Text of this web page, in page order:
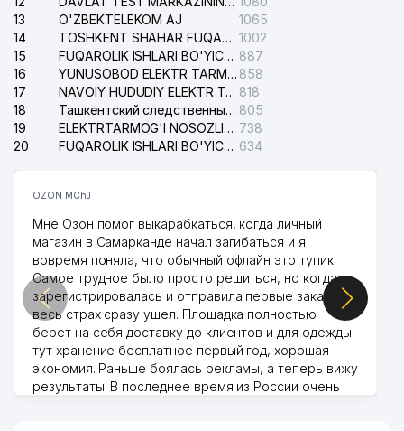
13
O'ZBEKTELEKOM AJ
1065
14
TOSHKENT SHAHAR FUQAROLIK ISHLARI BO'YICHA SUDI 1002
15
FUQAROLIK ISHLARI BO'YICHA YAKKASAROY TUMANLARARO SUDI 887
16
YUNUSOBOD ELEKTR TARMOG'I NOSOZLIKLARI XIZMATI 858
17
NAVOIY HUDUDIY ELEKTR TARMOQLARI KORXONASI AJ 818
18
Ташкентский следственный изолятор 805
19
ELEKTRTARMOG'I NOSOZLIKLARINI TO'ZATISH SERGELI XIZMATI 738
20
FUQAROLIK ISHLARI BO'YICHA UCH-TEPA TUMANI SUDI 634
OZON MChJ
Мне Озон помог выкарабкаться, когда личный
магазин в Самарканде начал загибаться и я
вовремя поняла, что обычный офлайн это тупик.
Самое трудное было просто решиться, но когда
зарегистрировалась и отправила первые заказы,
весь страх сразу ушел. Площадка полностью
берет на себя доставку до клиентов и для одежды
тут хранение бесплатное первый год, хорошая
экономия. Раньше боялась рекламы, а теперь вижу
результаты. В последнее время из России очень